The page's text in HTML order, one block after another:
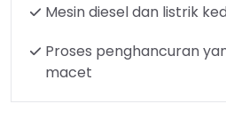
Mesin diesel dan listrik
Proses penghancuran
macet